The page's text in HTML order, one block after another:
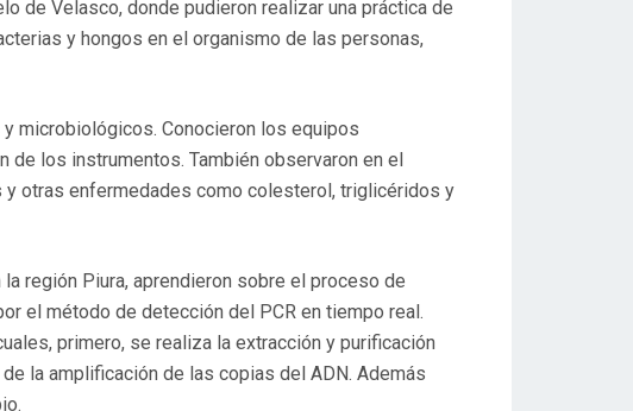
de Velasco, donde pudieron realizar una práctica de
y hongos en el organismo de las personas,
microbiológicos. Conocieron los equipos
los instrumentos. También observaron en el
otras enfermedades como colesterol, triglicéridos y
región Piura, aprendieron sobre el proceso de
el método de detección del PCR en tiempo real.
primero, se realiza la extracción y purificación
la amplificación de las copias del ADN. Además